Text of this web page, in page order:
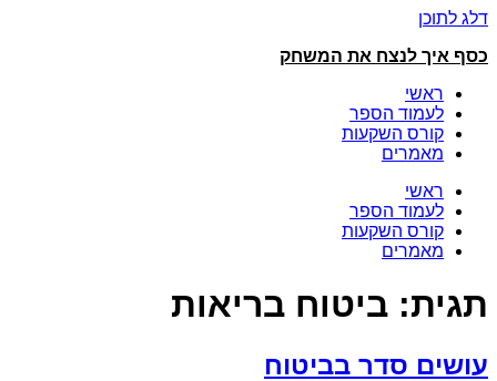
דלג לתוכן
כסף איך לנצח את המשחק
ראשי
לעמוד הספר
קורס השקעות
מאמרים
ראשי
לעמוד הספר
קורס השקעות
מאמרים
תגית: ביטוח בריאות
עושים סדר בביטוח